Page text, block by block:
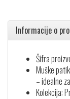
Informacije o
Šifra
Muške
– idealne
Kolekcija: